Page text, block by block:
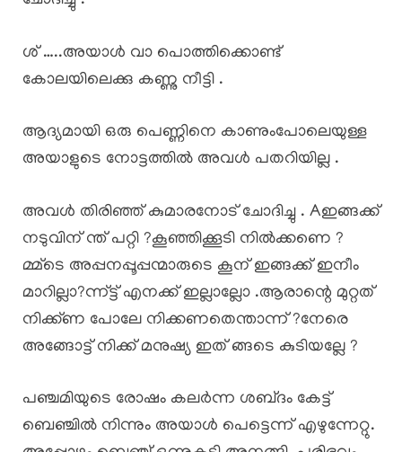
ശ് …..അയാൾ വാ പൊത്തിക്കൊണ്ട്
കോലയിലെക്കു കണ്ണു നീട്ടി .
ആദ്യമായി ഒരു പെണ്ണിനെ കാണുംപോലെയുള്ള
അയാളുടെ നോട്ടത്തിൽ അവൾ പതറിയില്ല .
അവൾ തിരിഞ്ഞ് കുമാരനോട് ചോദിച്ചു . Aഇങ്ങക്ക്
നടുവിന് ന്ത് പറ്റി ?കൂഞ്ഞിക്കൂടി നിൽക്കണെ ?
മ്മ്ടെ അപ്പനപ്പൂപ്പന്മാരുടെ കൂന് ഇങ്ങക്ക് ഇനീം
മാറില്ലാ?ന്ന്ട്ട് എനക്ക് ഇല്ലാല്ലോ .ആരാന്റെ മുറ്റത്‌
നിക്ക്ണ പോലേ നിക്കണതെന്താന്ന് ?നേരെ
അങ്ങോട്ട് നിക്ക് മനുഷ്യ ഇത് ങ്ങടെ കുടിയല്ലേ ?
പഞ്ചമിയുടെ രോഷം കലർന്ന ശബ്‌ദം കേട്ട്
ബെഞ്ചിൽ നിന്നും അയാൾ പെട്ടെന്ന് എഴുന്നേറ്റു.